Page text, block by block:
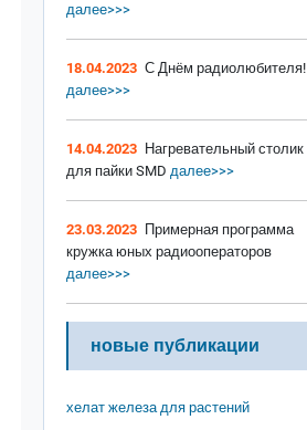
далее>>>
18.04.2023 С Днём радиолюбителя!
далее>>>
14.04.2023 Нагревательный столик
для пайки SMD далее>>>
23.03.2023 Примерная программа
кружка юных радиооператоров
далее>>>
новые публикации
хелат железа для растений